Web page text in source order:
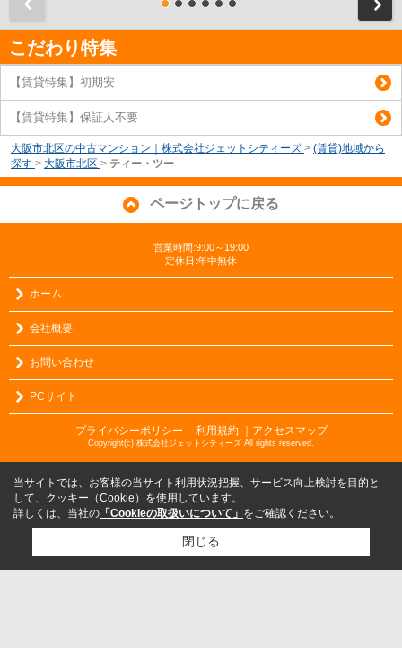
こだわり特集
【賃貸特集】初期安
【賃貸特集】保証人不要
大阪市北区の中古マンション｜株式会社ジェットシティーズ > (賃貸)地域から
探す > 大阪市北区 > ティー・ツー
ページトップに戻る
営業時間:9:00～19:00
定休日:年中無休
ホーム
会社概要
お問い合わせ
PCサイト
プライバシーポリシー 利用規約 ｜アクセスマップ
Copyright(c) 株式会社ジェットシティーズ All rights reserved.
当サイトでは、お客様の当サイト利用状況把握、サービス向上検討を目的と
して、クッキー（Cookie）を使用しています。
詳しくは、当社の 「Cookieの取扱いについて」 をご確認ください。
閉じる